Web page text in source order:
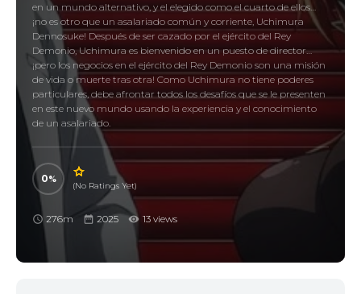
en un mundo alternativo, y el elegido como el cuarto de ellos…
¡no es otro que un asalariado común y corriente, Uchimura
Dennosuke! Después de ser cazado por el ejército del Rey
Demonio, Uchimura es bienvenido en un puesto de director…
¡pero los negocios en el ejército del Rey Demonio son una misión
de vida o muerte tras otra! Como Uchimura no tiene poderes
particulares, debe afrontar todos los desafíos que se le presenten
en este nuevo mundo usando la experiencia y el conocimiento
de un asalariado.
0
(No Ratings Yet)
276m 2025 13 views